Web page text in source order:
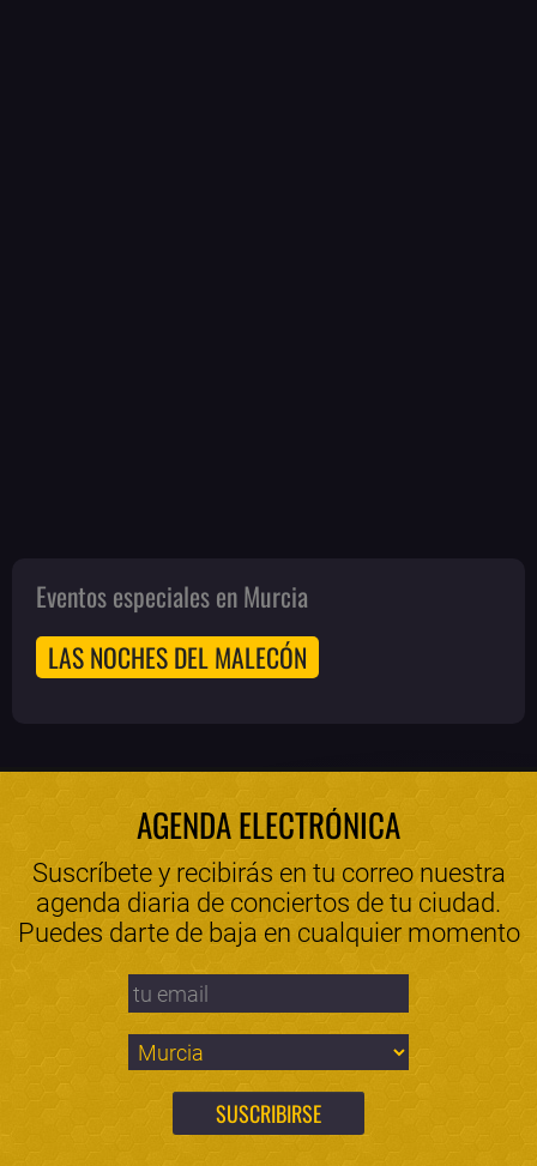
Eventos especiales en Murcia
LAS NOCHES DEL MALECÓN
AGENDA ELECTRÓNICA
Suscríbete y recibirás en tu correo nuestra
agenda diaria de conciertos de tu ciudad.
Puedes darte de baja en cualquier momento